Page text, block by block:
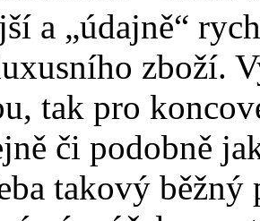
a „údajně“
zboží.
tak pro
či podobně
takový běžný